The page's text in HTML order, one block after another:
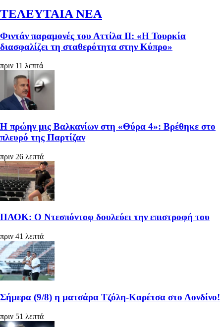
ΤΕΛΕΥΤΑΙΑ ΝΕΑ
Φιντάν παραμονές του Αττίλα ΙΙ: «Η Τουρκία
διασφαλίζει τη σταθερότητα στην Κύπρο»
πριν 11 λεπτά
Η πρώην μις Βαλκανίων στη «Θύρα 4»: Βρέθηκε στο
πλευρό της Παρτίζαν
πριν 26 λεπτά
ΠΑΟΚ: Ο Ντεσπόντοφ δουλεύει την επιστροφή του
πριν 41 λεπτά
Σήμερα (9/8) η ματσάρα Τζόλη-Καρέτσα στο Λονδίνο!
πριν 51 λεπτά